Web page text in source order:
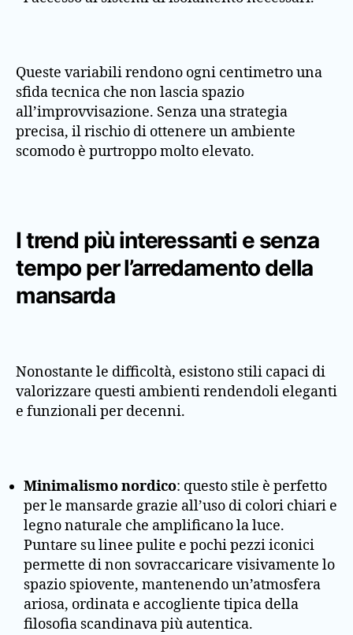
Queste variabili rendono ogni centimetro una
sfida tecnica che non lascia spazio
all’improvvisazione. Senza una strategia
precisa, il rischio di ottenere un ambiente
scomodo è purtroppo molto elevato.
I trend più interessanti e senza
tempo per l’arredamento della
mansarda
Nonostante le difficoltà, esistono stili capaci di
valorizzare questi ambienti rendendoli eleganti
e funzionali per decenni.
Minimalismo nordico: questo stile è perfetto
per le mansarde grazie all’uso di colori chiari e
legno naturale che amplificano la luce.
Puntare su linee pulite e pochi pezzi iconici
permette di non sovraccaricare visivamente lo
spazio spiovente, mantenendo un’atmosfera
ariosa, ordinata e accogliente tipica della
filosofia scandinava più autentica.